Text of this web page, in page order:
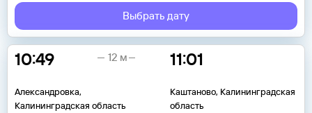
Выбрать дату
10:49
Александровка,
Калининградская область
11:01
Каштаново, Калининградская
область
12 м